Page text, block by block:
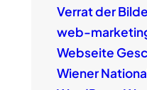
Verrat der
web-
Webseite
Wiener